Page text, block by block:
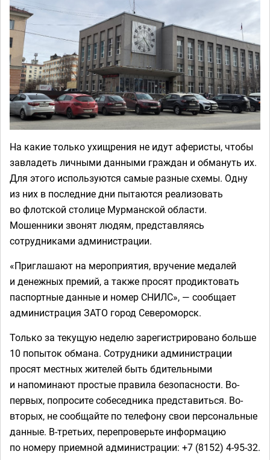
На какие только ухищрения не идут аферисты, чтобы
завладеть личными данными граждан и обмануть их.
Для этого используются самые разные схемы. Одну
из них в последние дни пытаются реализовать
во флотской столице Мурманской области.
Мошенники звонят людям, представляясь
сотрудниками администрации.
«Приглашают на мероприятия, вручение медалей
и денежных премий, а также просят продиктовать
паспортные данные и номер СНИЛС», — сообщает
администрация ЗАТО город Североморск.
Только за текущую неделю зарегистрировано больше
10 попыток обмана. Сотрудники администрации
просят местных жителей быть бдительными
и напоминают простые правила безопасности. Во-
первых, попросите собеседника представиться. Во-
вторых, не сообщайте по телефону свои персональные
данные. В-третьих, перепроверьте информацию
по номеру приемной администрации: +7 (8152) 4-95-32.